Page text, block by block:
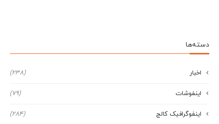
دسته‌ها
اخبار (238)
اینفوشات (79)
اینفوگرافیک کالج (284)